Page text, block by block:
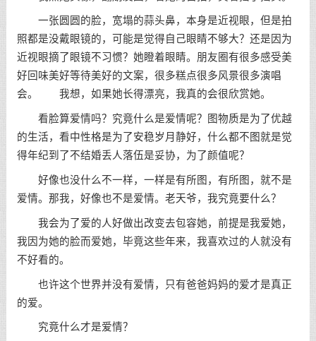
一张圆圆的脸，宽塌的蒜头鼻，本身是近视眼，但是拍
照都是没戴眼镜的，可能是觉得自己眼睛不够大？还是因为
近视眼摘了眼镜不习惯？她瞪着眼睛。朋友圈有很多感受美
好回味美好等待美好的文案，很多糕点很多风景很多演唱
会。 我想，如果她长得漂亮，我真的会很欣赏她。
看脸算爱情吗？究竟什么是爱情呢？图物质是为了优越
的生活，看中性格是为了安稳岁月静好，什么都不图就是觉
得年纪到了不结婚丢人落伍是妥协，为了颜值呢？
好像也没什么不一样，一样是有所图，有所图，就不是
爱情。那我，好像也不是爱情。老天爷，我究竟要什么？
我会为了爱的人好做出改变去包容她，前提是我爱她，
我因为她的脸而爱她，毕竟这些年来，我喜欢过的人就没有
不好看的。
也许这个世界并没有爱情，只有爸爸妈妈的爱才是真正
的爱。
究竟什么才是爱情？